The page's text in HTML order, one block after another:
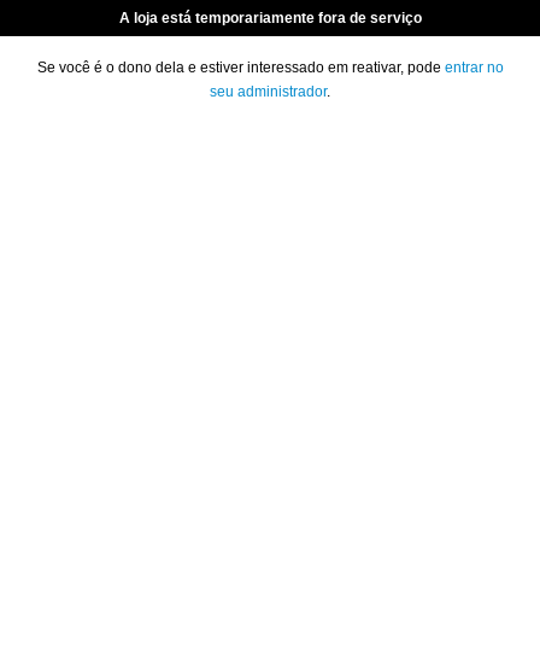
A loja está temporariamente fora de serviço
Se você é o dono dela e estiver interessado em reativar, pode entrar no
seu administrador.